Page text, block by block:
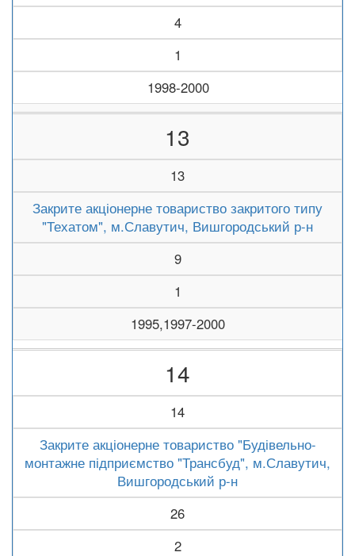
4
1
1998-2000
13
13
Закрите акціонерне товариство закритого типу
"Техатом", м.Славутич, Вишгородський р-н
9
1
1995,1997-2000
14
14
Закрите акціонерне товариство "Будівельно-
монтажне підприємство "Трансбуд", м.Славутич,
Вишгородський р-н
26
2